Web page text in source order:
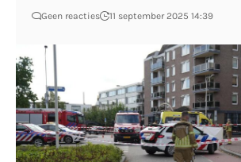
Geen reacties 11 september 2025 14:39